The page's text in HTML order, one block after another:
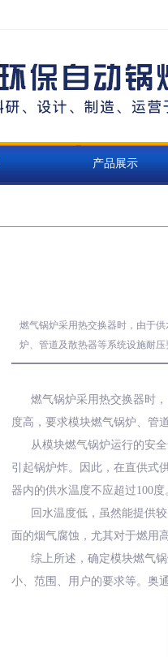
产品展示
燃气锅炉采用热交换器时，由于
炉、管道及散热器等系统设施耐
燃气锅炉采用热交换器时
度高，要求模块燃气锅炉、管
从模块燃气锅炉运行的安
引起锅炉炸。因此，在直供式
器内的供水温度不应超过100度
回水温度低，虽然能提供
面的烟气腐蚀，尤其对于燃用
综上所述，确定模块燃气
小、范围、用户的要求等。奥